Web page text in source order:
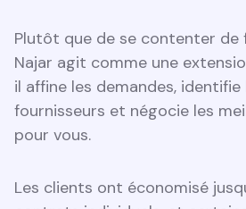
Plutôt que de se contenter de
Najar agit comme une
il affine les demandes, identifie
fournisseurs et négocie les
pour vous.
Les clients ont économisé